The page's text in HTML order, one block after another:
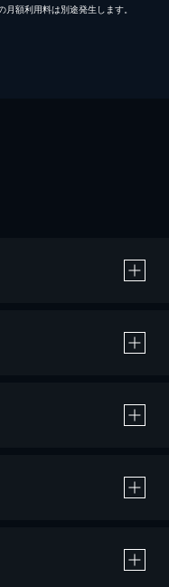
額利用料は別途発生します。